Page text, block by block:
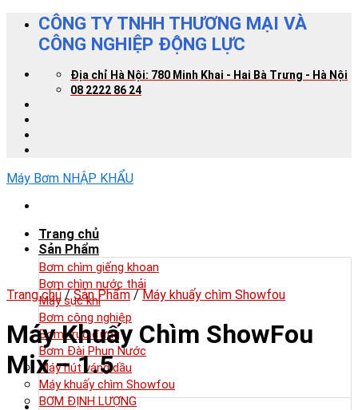
Skip
content
CÔNG TY TNHH THƯƠNG MẠI VÀ
CÔNG NGHIỆP ĐỘNG LỰC
Địa chỉ Hà Nội: 780 Minh Khai - Hai Bà Trưng - Hà Nội
08 2222 86 24
Máy Bơm NHẬP KHẨU
Trang chủ
Sản Phẩm
Bơm chìm giếng khoan
Bơm chìm nước thải
Máy sục khí
Bơm công nghiệp
Bơm trục đứng
Bơm Đài Phun Nước
Máy hút váng dầu
Máy khuấy chìm Showfou
BƠM ĐỊNH LƯỢNG
Trang chủ / Sản Phẩm / Máy khuấy chìm Showfou
Máy Khuấy Chìm ShowFou
Mix – 1.5